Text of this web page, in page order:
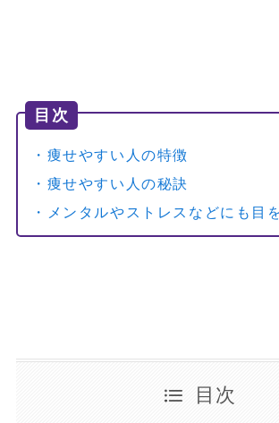
目次
・痩せやすい人の特徴
・痩せやすい人の秘訣
・メンタルやストレスなどにも目
目次